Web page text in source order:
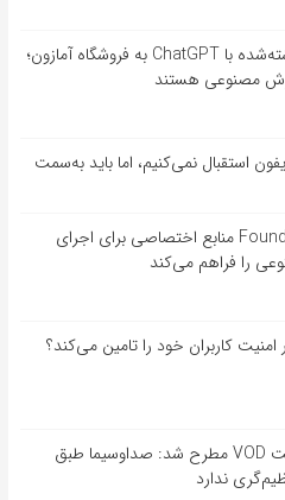
هجوم کتاب‌های نوشته‌شده با ChatGPT به فروشگاه آمازون؛
مصنوعی هستند
استقبال نمی‌کنیم، اما باید به‌سمت
OpenAI با پلتفرم Foundry منابع اختصاصی برای اجرای
را فراهم می‌کند
کاربران خود را تامین می‌کند؟
در پنل موبایل و صنعت VOD مطرح شد: صداوسیما طبق
ندارد